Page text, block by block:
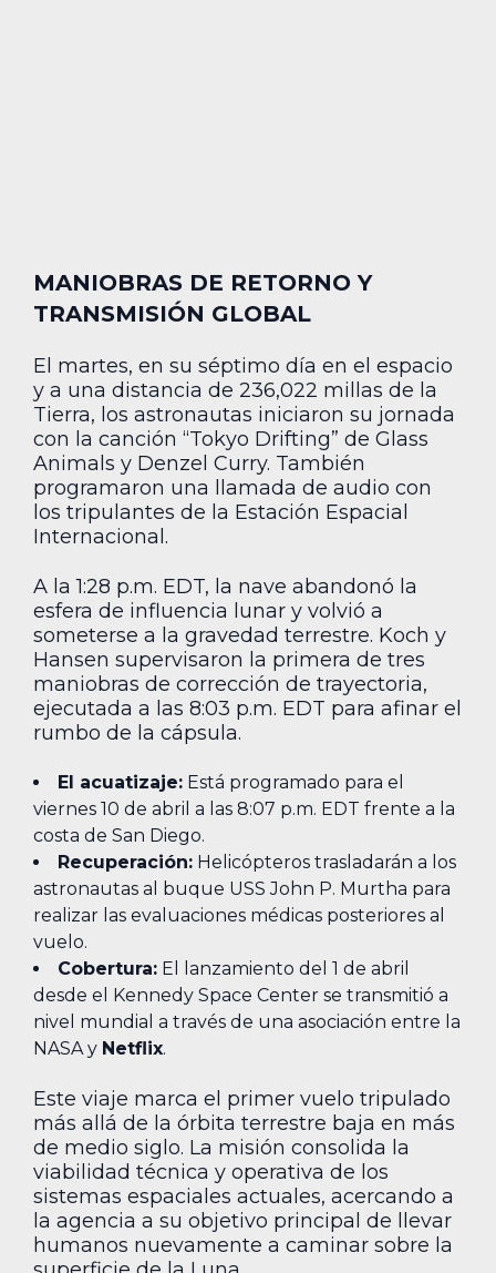
MANIOBRAS DE RETORNO Y
TRANSMISIÓN GLOBAL
El martes, en su séptimo día en el espacio
y a una distancia de 236,022 millas de la
Tierra, los astronautas iniciaron su jornada
con la canción “Tokyo Drifting” de Glass
Animals y Denzel Curry. También
programaron una llamada de audio con
los tripulantes de la Estación Espacial
Internacional.
A la 1:28 p.m. EDT, la nave abandonó la
esfera de influencia lunar y volvió a
someterse a la gravedad terrestre. Koch y
Hansen supervisaron la primera de tres
maniobras de corrección de trayectoria,
ejecutada a las 8:03 p.m. EDT para afinar el
rumbo de la cápsula.
El acuatizaje: Está programado para el
viernes 10 de abril a las 8:07 p.m. EDT frente a la
costa de San Diego.
Recuperación: Helicópteros trasladarán a los
astronautas al buque USS John P. Murtha para
realizar las evaluaciones médicas posteriores al
vuelo.
Cobertura: El lanzamiento del 1 de abril
desde el Kennedy Space Center se transmitió a
nivel mundial a través de una asociación entre la
NASA y Netflix.
Este viaje marca el primer vuelo tripulado
más allá de la órbita terrestre baja en más
de medio siglo. La misión consolida la
viabilidad técnica y operativa de los
sistemas espaciales actuales, acercando a
la agencia a su objetivo principal de llevar
humanos nuevamente a caminar sobre la